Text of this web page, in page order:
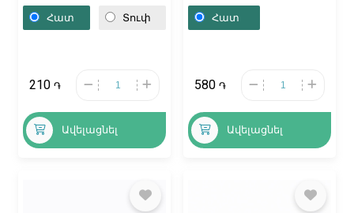
«ГальвусМет»
50/1000մգ,
Հատ Տուփ
210 ֏
Ավելացնել
10մլ, Ռումինիա
Հատ
580 ֏
Ավելացնել